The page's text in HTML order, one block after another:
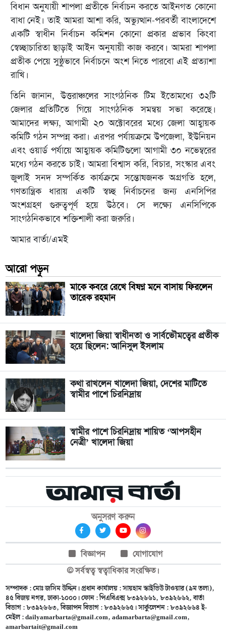
বিধান অনুযায়ী শাপলা প্রতীকে নির্বাচন করতে আইনগত কোনো
বাধা নেই। তাই আমরা আশা করি, অভ্যুত্থান-পরবর্তী বাংলাদেশে
একটি স্বাধীন নির্বাচন কমিশন কোনো প্রকার প্রভাব কিংবা
স্বেচ্ছাচারিতা ছাড়াই আইন অনুযায়ী কাজ করবে। আমরা শাপলা
প্রতীক পেয়ে সুষ্ঠুভাবে নির্বাচনে অংশ নিতে পারবো এই প্রত্যাশা
রাখি।
তিনি জানান, উত্তরাঞ্চলের সাংগঠনিক টিম ইতোমধ্যে ৩২টি
জেলার প্রতিটিতে গিয়ে সাংগঠনিক সমন্বয় সভা করেছে।
আমাদের লক্ষ্য, আগামী ২০ অক্টোবরের মধ্যে জেলা আহ্বায়ক
কমিটি গঠন সম্পন্ন করা। এরপর পর্যায়ক্রমে উপজেলা, ইউনিয়ন
এবং ওয়ার্ড পর্যায়ে আহ্বায়ক কমিটিগুলো আগামী ৩০ নভেম্বরের
মধ্যে গঠন করতে চাই। আমরা বিশ্বাস করি, বিচার, সংস্কার এবং
জুলাই সনদ সম্পর্কিত কার্যক্রমে সন্তোষজনক অগ্রগতি হলে,
গণতান্ত্রিক ধারায় একটি স্বচ্ছ নির্বাচনের জন্য এনসিপির
অংশগ্রহণ গুরুত্বপূর্ণ হয়ে উঠবে। সে লক্ষ্যে এনসিপিকে
সাংগঠনিকভাবে শক্তিশালী করা জরুরি।
আমার বার্তা/এমই
আরো পড়ুন
মাকে কবরে রেখে বিষণ্ন মনে বাসায় ফিরলেন
তারেক রহমান
খালেদা জিয়া স্বাধীনতা ও সার্বভৌমত্বের প্রতীক
হয়ে ছিলেন: আনিসুল ইসলাম
কথা রাখলেন খালেদা জিয়া, দেশের মাটিতে
স্বামীর পাশে চিরনিদ্রায়
স্বামীর পাশে চিরনিদ্রায় শায়িত ‘আপসহীন
নেত্রী’ খালেদা জিয়া
অনুসরণ করুন
বিজ্ঞাপন
যোগাযোগ
© সর্বস্বত্ব স্বত্বাধিকার সংরক্ষিত।
সম্পাদক : মোঃ জসিম উদ্দিন। প্রধান কার্যালয় : সায়হাম স্কাইভিউ টাওয়ার (৯ম তলা),
৪৫ বিজয় নগর, ঢাকা-১০০০। ফোন : পিএবিএক্স ৮৩৯২৬৬১, ৮৩৯২৬৬২, বার্তা
বিভাগ : ৮৩৯২৬৬৩, বিজ্ঞাপন বিভাগ : ৮৩৯২৬৬৫। সার্কুলেশন : ৮৩৯২৬৬৪ ই-
মেইল :dailyamarbarta@gmail.com,adamarbarta@gmail.com,
amarbartait@gmail.com